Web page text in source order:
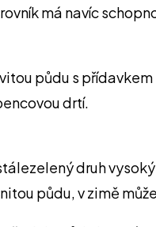
má navíc
půdu s
drtí.
druh vysoký
půdu, v zimě